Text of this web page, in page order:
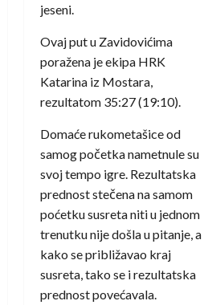
jeseni.
Ovaj put u Zavidovićima
poražena je ekipa HRK
Katarina iz Mostara,
rezultatom 35:27 (19:10).
Domaće rukometašice od
samog početka nametnule su
svoj tempo igre. Rezultatska
prednost stečena na samom
poćetku susreta niti u jednom
trenutku nije došla u pitanje, a
kako se približavao kraj
susreta, tako se i rezultatska
prednost povećavala.